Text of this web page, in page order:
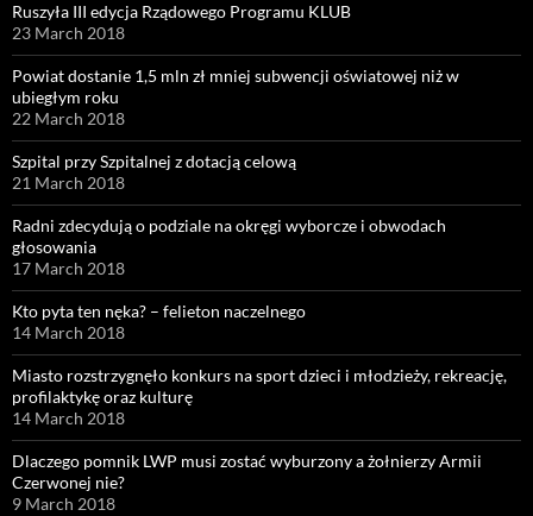
Ruszyła III edycja Rządowego Programu KLUB
23 March 2018
Powiat dostanie 1,5 mln zł mniej subwencji oświatowej niż w
ubiegłym roku
22 March 2018
Szpital przy Szpitalnej z dotacją celową
21 March 2018
Radni zdecydują o podziale na okręgi wyborcze i obwodach
głosowania
17 March 2018
Kto pyta ten nęka? – felieton naczelnego
14 March 2018
Miasto rozstrzygnęło konkurs na sport dzieci i młodzieży, rekreację,
profilaktykę oraz kulturę
14 March 2018
Dlaczego pomnik LWP musi zostać wyburzony a żołnierzy Armii
Czerwonej nie?
9 March 2018